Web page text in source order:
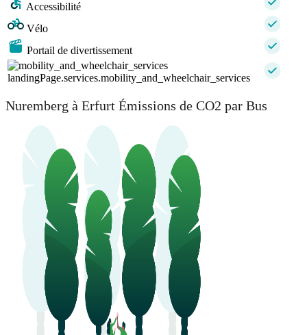
Accessibilité
Vélo
Portail de divertissement
landingPage.services.mobility_and_wheelchair_services
Nuremberg à Erfurt Émissions de CO2 par Bus